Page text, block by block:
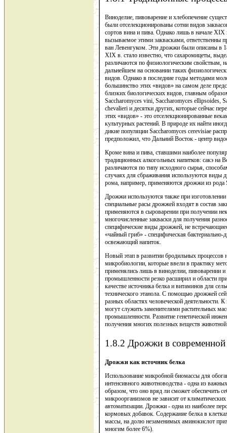
Виноделие, пивоварение и хлебопечение
были отселекционированы сотни видов
сортов вина и пива. Однако лишь в начале
вызываемое этими заквасками,
ван Левенгуком. Эти дрожжи были описаны в
ХIХ в. стало известно, что сахаромицеты,
различаются по физиологическим свойствам,
дальнейшем на основании таких
видов. Однако в последние годы методами
большинство этих «видов» на самом деле
близких биологических видов, главным
Saccharomyces vini, Saccharomyces ellipsoides,
chevalieri и десятки других, которые сейчас
этих «видов» - это отселекционированные
культурных растений. В природе их найти
дикие популяции Saccharomyces cerevisiae
предположил, что Дальний Восток - центр
Кроме вина и пива, ставшими наиболее
традиционных алкогольных напитков: сакэ
различаются по типу исходного сырья,
случаях для сбраживания используются виды
рома, например, применяются дрожжи из рода
Дрожжи используются также при
специальные расы дрожжей входят в состав
применяются в сыроварении при получении
многочисленные закваски для получения
специфические виды дрожжей, не
«чайный гриб» - специфическая
освежающий напиток.
Новый этап в развитии бродильных процессов
микробиологии, которые ввели в практику
применялись лишь в виноделии, пивоварении
промышленности резко расширил и области
качестве источника белка и витаминов для
технического этанола. С помощью дрожжей
разных областях человеческой
могут служить заменителями растительных
промышленности. Развитие генетической
получения многих полезных веществ
1.8.2 Дрожжи в современной
Дрожжи как источник белка
Использование микробной биомассы для
интенсивного животноводства - одна из
образом, что оно вряд ли сможет обеспечить
микроорганизмов не зависит от
автоматизации. Дрожжи - одна из наиболее
кормовых добавок. Содержание белка в
массы, на долю незаменимых аминокислот
многим более 6%).